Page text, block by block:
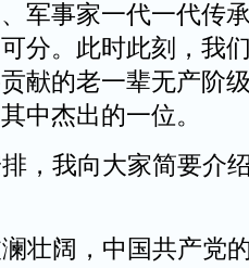
军事家一代一代传
分。此时此刻，我
献的老一辈无产阶
中杰出的一位。
，我向大家简要介
壮阔，中国共产党